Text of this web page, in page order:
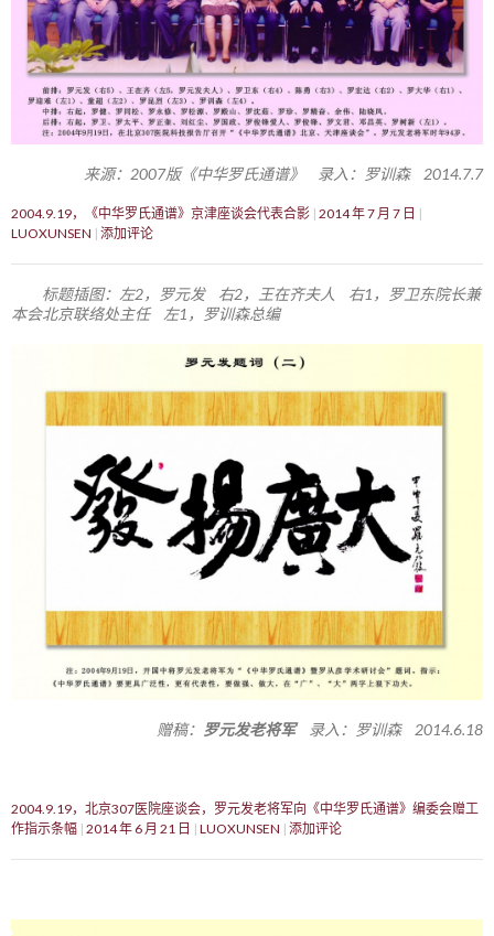
来源：2007版《中华罗氏通谱》 录入：罗训森 2014.7.7
2004.9.19，《中华罗氏通谱》京津座谈会代表合影 2014 年 7 月 7 日
LUOXUNSEN 添加评论
标题插图：左2，罗元发 右2，王在齐夫人 右1，罗卫东院长兼
本会北京联络处主任 左1，罗训森总编
赠稿： 罗元发老将军录入：罗训森 2014.6.18
2004.9.19，北京307医院座谈会，罗元发老将军向《中华罗氏通谱》编委会赠工
作指示条幅 2014 年 6 月 21 日 LUOXUNSEN 添加评论